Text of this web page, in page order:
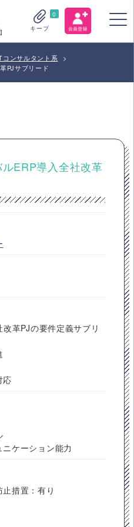
0
キープ
コンサルタント系
>
PJサブリード
ルERP導入全社改革
革PJの要件定義サブリ
応
ニケーション能力
措置：有り